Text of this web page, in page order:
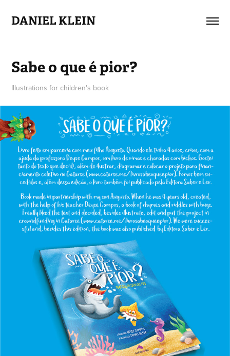
DANIEL KLEIN
Sabe o que é pior?
Illustrations for children's book